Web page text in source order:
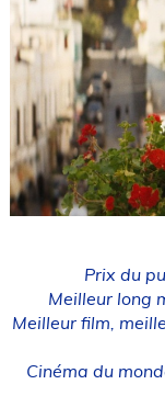
Prix du
Meilleur long
Meilleur film,
Cinéma du